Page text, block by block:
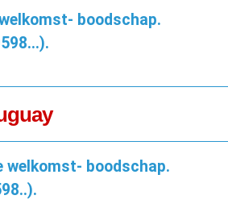
boodschap.
welkomst- boodschap.